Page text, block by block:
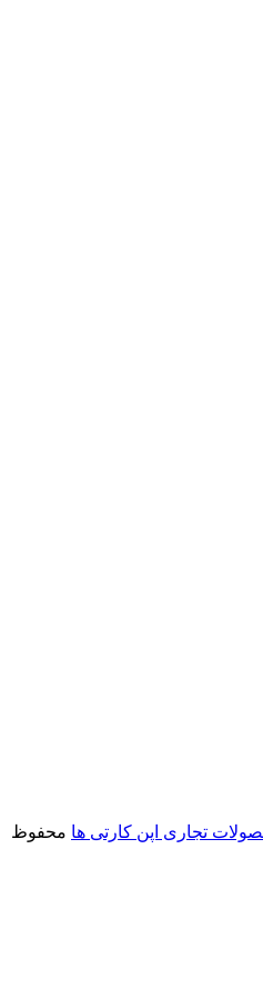
تجاری اپن کارتی ها محفوظ